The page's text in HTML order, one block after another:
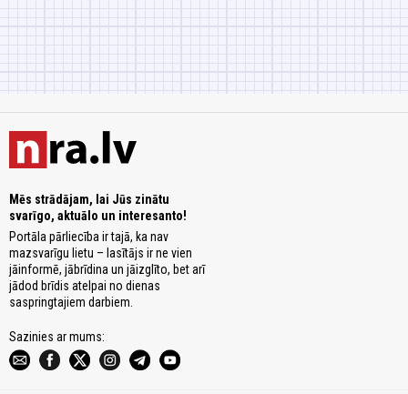
Mēs strādājam, lai Jūs zinātu
svarīgo, aktuālo un interesanto!
Portāla pārliecība ir tajā, ka nav
mazsvarīgu lietu – lasītājs ir ne vien
jāinformē, jābrīdina un jāizglīto, bet arī
jādod brīdis atelpai no dienas
saspringtajiem darbiem.
Sazinies ar mums: